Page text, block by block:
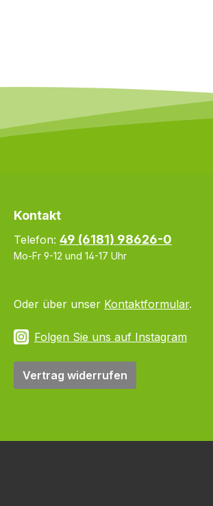
Kontakt
Telefon: 49 (6181) 98626-0
Mo-Fr 9-12 und 14-17 Uhr
Oder über unser Kontaktformular.
Folgen Sie uns auf Instagram
Vertrag widerrufen